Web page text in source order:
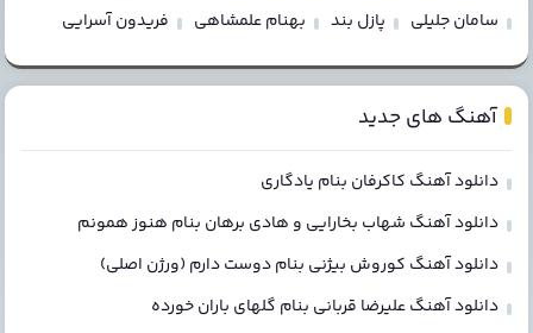
سامان جلیلی
پازل بند بهنام علمشاهی فریدون آسرایی
آهنگ های جدید
دانلود آهنگ کاکرفان بنام یادگاری
دانلود آهنگ شهاب بخارایی و هادی برهان بنام هنوز همونم
دانلود آهنگ کوروش بیژنی بنام دوست دارم (ورژن اصلی)
دانلود آهنگ علیرضا قربانی بنام گلهای باران خورده